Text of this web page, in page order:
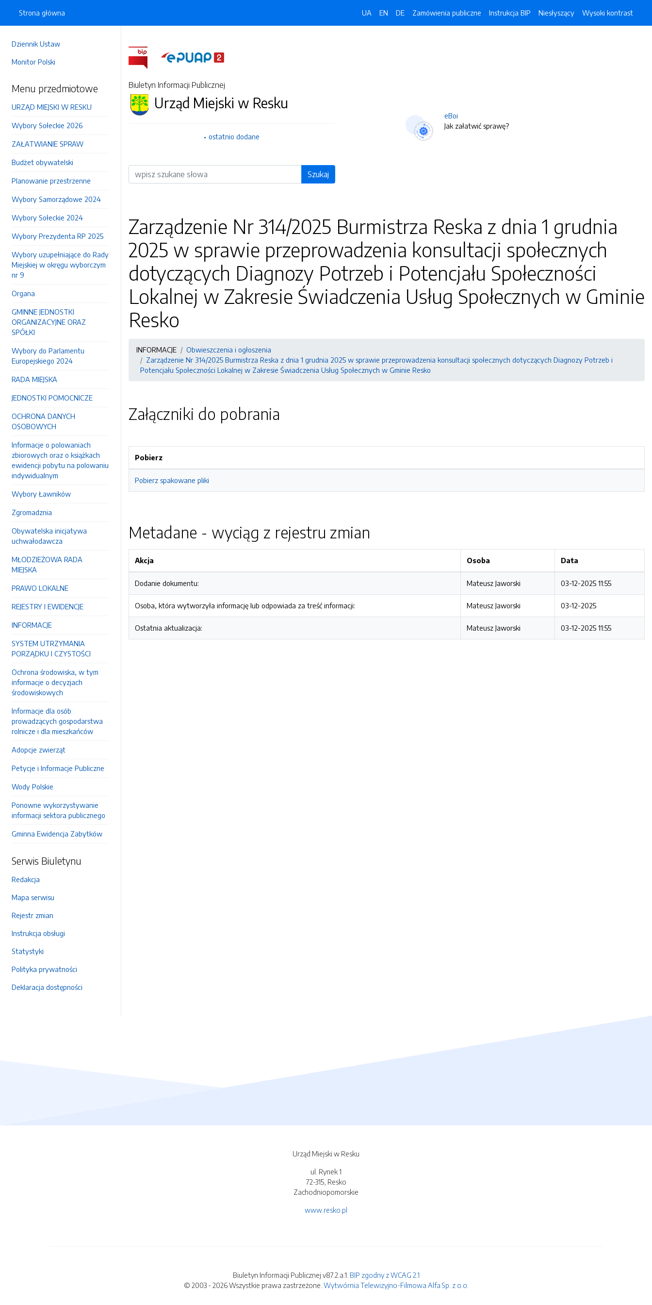
Dziennik Ustaw
Monitor Polski
Menu przedmiotowe
URZĄD MIEJSKI W RESKU
Wybory Sołeckie 2026
ZAŁATWIANIE SPRAW
Budżet obywatelski
Planowanie przestrzenne
Wybory Samorządowe 2024
Wybory Sołeckie 2024
Wybory Prezydenta RP 2025
Wybory uzupełniające do Rady
Miejskiej w okręgu wyborczym
nr 9
Organa
GMINNE JEDNOSTKI
ORGANIZACYJNE ORAZ
SPÓŁKI
Wybory do Parlamentu
Europejskiego 2024
RADA MIEJSKA
JEDNOSTKI POMOCNICZE
OCHRONA DANYCH
OSOBOWYCH
Informacje o polowaniach
zbiorowych oraz o książkach
ewidencji pobytu na polowaniu
indywidualnym
Wybory Ławników
Zgromadznia
Obywatelska inicjatywa
uchwałodawcza
MŁODZIEŻOWA RADA
MIEJSKA
PRAWO LOKALNE
REJESTRY I EWIDENCJE
INFORMACJE
SYSTEM UTRZYMANIA
PORZĄDKU I CZYSTOŚCI
Ochrona środowiska, w tym
informacje o decyzjach
środowiskowych
Informacje dla osób
prowadzących gospodarstwa
rolnicze i dla mieszkańców
Adopcje zwierząt
Petycje i Informacje Publiczne
Wody Polskie
Ponowne wykorzystywanie
informacji sektora publicznego
Gminna Ewidencja Zabytków
Serwis Biuletynu
Redakcja
Mapa serwisu
Rejestr zmian
Instrukcja obsługi
Statystyki
Polityka prywatności
Deklaracja dostępności
Strona główna UA EN DE Zamówienia publiczne Instrukcja BIP Niesłyszący Wysoki kontrast
Biuletyn Informacji Publicznej
Urząd Miejski w Resku
ostatnio dodane
Wyszukiwarka Szukaj
eBoi
Jak załatwić sprawę?
Zarządzenie Nr 314/2025 Burmistrza Reska z dnia 1 grudnia
2025 w sprawie przeprowadzenia konsultacji społecznych
dotyczących Diagnozy Potrzeb i Potencjału Społeczności
Lokalnej w Zakresie Świadczenia Usług Społecznych w Gminie
Resko
INFORMACJE
Obwieszczenia i ogłoszenia
Zarządzenie Nr 314/2025 Burmistrza Reska z dnia 1 grudnia 2025 w sprawie przeprowadzenia konsultacji społecznych dotyczących Diagnozy Potrzeb i
Potencjału Społeczności Lokalnej w Zakresie Świadczenia Usług Społecznych w Gminie Resko
Załączniki do pobrania
Pobierz
Pobierz spakowane pliki
Metadane - wyciąg z rejestru zmian
Akcja Osoba Data
Dodanie dokumentu: Mateusz Jaworski 03-12-2025 11:55
Osoba, która wytworzyła informację lub odpowiada za treść informacji: Mateusz Jaworski 03-12-2025
Ostatnia aktualizacja: Mateusz Jaworski 03-12-2025 11:55
Urząd Miejski w Resku
ul. Rynek 1
72-315, Resko
Zachodniopomorskie
www.resko.pl
Biuletyn Informacji Publicznej v87.2.a.1. BIP zgodny z WCAG 2.1
© 2003 - 2026 Wszystkie prawa zastrzeżone. Wytwórnia Telewizyjno-Filmowa Alfa Sp. z o.o.